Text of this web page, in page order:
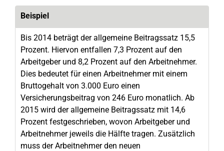
Beispiel
Bis 2014 beträgt der allgemeine Beitragssatz 15,5
Prozent. Hiervon entfallen 7,3 Prozent auf den
Arbeitgeber und 8,2 Prozent auf den Arbeitnehmer.
Dies bedeutet für einen Arbeitnehmer mit einem
Bruttogehalt von 3.000 Euro einen
Versicherungsbeitrag von 246 Euro monatlich. Ab
2015 wird der allgemeine Beitragssatz mit 14,6
Prozent festgeschrieben, wovon Arbeitgeber und
Arbeitnehmer jeweils die Hälfte tragen. Zusätzlich
muss der Arbeitnehmer den neuen